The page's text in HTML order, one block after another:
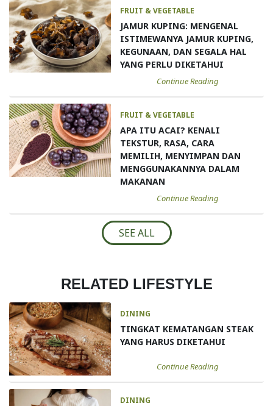
FRUIT & VEGETABLE
JAMUR KUPING: MENGENAL
ISTIMEWANYA JAMUR KUPING,
KEGUNAAN, DAN SEGALA HAL
YANG PERLU DIKETAHUI
Continue Reading
FRUIT & VEGETABLE
APA ITU ACAI? KENALI
TEKSTUR, RASA, CARA
MEMILIH, MENYIMPAN DAN
MENGGUNAKANNYA DALAM
MAKANAN
Continue Reading
SEE ALL
RELATED LIFESTYLE
DINING
TINGKAT KEMATANGAN STEAK
YANG HARUS DIKETAHUI
Continue Reading
DINING